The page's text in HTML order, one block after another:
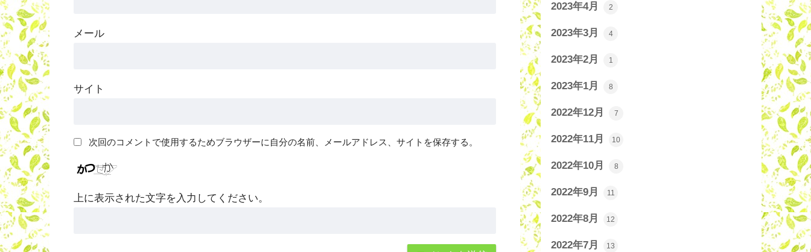
メール
サイト
次回のコメントで使用するためブラウザーに自分の名前、メールアドレス、サイトを保存する。
上に表示された文字を入力してください。
2023年4月 2
2023年3月 4
2023年2月 1
2023年1月 8
2022年12月 7
2022年11月 10
2022年10月 8
2022年9月 11
2022年8月 12
2022年7月 13